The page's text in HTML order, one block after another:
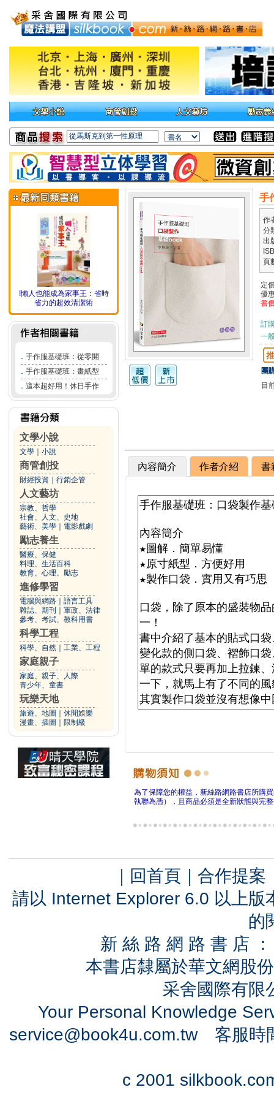
!懶人也能成為家事王：省時
省力的超效清潔術
． 手作服基礎班：從零開
． 手作服基礎班：畫紙型
． 這本超好用！休日手作
文學小說
文學 小說
商管創投
財經投資 行銷企管
人文藝坊
宗教、哲學
社會、人文、史地
藝術、美學
電影戲劇
勵志養生
醫療、保健
料理、生活百科
教育、心理、勵志
進修學習
電腦與網路
語言工具
雜誌、期刊
軍政、法律
參考、考試、教科用書
科學工程
科學、自然 工業、工程
家庭親子
家庭、親子、人際
青少年、童書
玩樂天地
旅遊、地圖
休閒娛樂
漫畫、插圖
限制級
手
作
分
出
頁
定
優
書
訂
一
團
目
內容簡介 作者介紹 書
為了保障您的權益，新絲路網路書店所購
執聯為憑），且商品必須是全新狀態與完
｜ 回首頁 ｜ 合作提案
請以 Internet Explorer 6.0 以上
的
新 絲 路 網 路 書 店
本書店隸屬於華文網股
采舍國際有
Your Personal Knowledge
service@book4u.com.tw客服時
c 2001